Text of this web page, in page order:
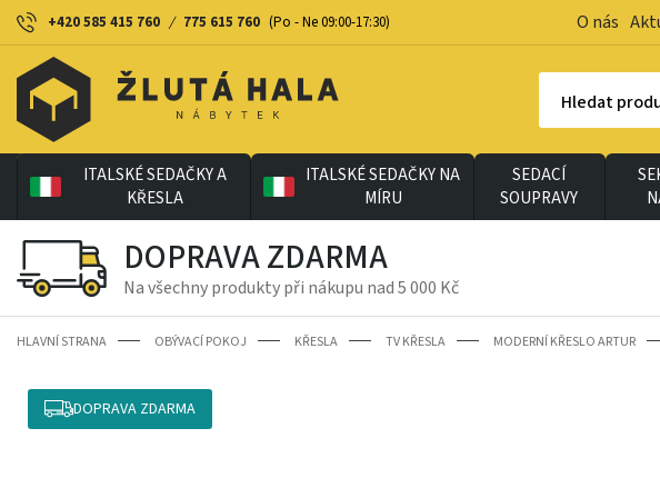
+420 585 415 760 / 775 615 760 (Po - Ne 09:00-17:30) O nás
Hledat
ITALSKÉ SEDAČKY A
KŘESLA
ITALSKÉ SEDAČKY NA
MÍRU
SEDACÍ
SOUPRAVY
DOPRAVA ZDARMA
Na všechny produkty při nákupu nad 5 000 Kč
HLAVNÍ STRANA OBÝVACÍ POKOJ KŘESLA TV KŘESLA MODERNÍ KŘESLO ARTUR
DOPRAVA ZDARMA